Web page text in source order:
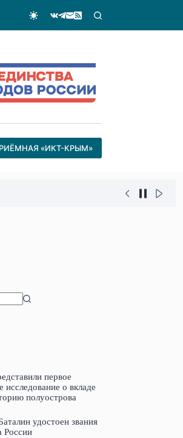
«ИКТ-КРЫМ»
первое
исследование о вкладе
полуострова
удостоен звания
России